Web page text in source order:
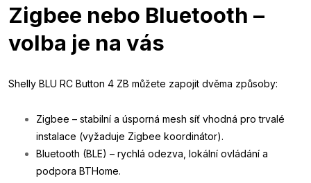
Zigbee nebo Bluetooth –
volba je na vás
Shelly BLU RC Button 4 ZB můžete zapojit dvěma způsoby:
Zigbee – stabilní a úsporná mesh síť vhodná pro trvalé
instalace (vyžaduje Zigbee koordinátor).
Bluetooth (BLE) – rychlá odezva, lokální ovládání a
podpora BTHome.